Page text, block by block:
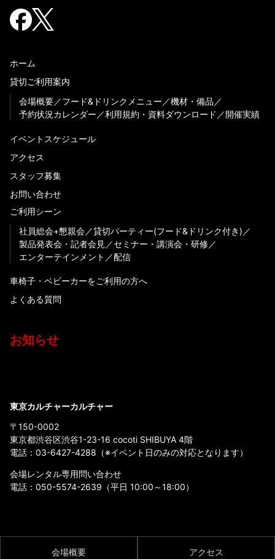
ホーム
貸切ご利用案内
会場概要
フード&ドリンクメニュー
機材・備品
予約状況カレンダー
利用規約・資料ダウンロード 開催実績
イベントスケジュール
アクセス
スタッフ募集
お問い合わせ
ご利用シーン
社員総会+懇親会
貸切パーティー(フード&ドリンク付き)
製品発表会・記者会見
セミナー・講演会・研修
エンターテインメント
配信
車椅子・ベビーカーをご利用の方へ
よくある質問
お知らせ
東京カルチャーカルチャー
〒150-0002
東京都渋谷区渋谷1-23-16 cocoti SHIBUYA 4階
電話： 03-6427-4288 （※イベント日のみの対応となります）
会場レンタル専用問い合わせ
電話： 050-5574-2639 （平日 10:00～18:00）
会場概要 アクセス